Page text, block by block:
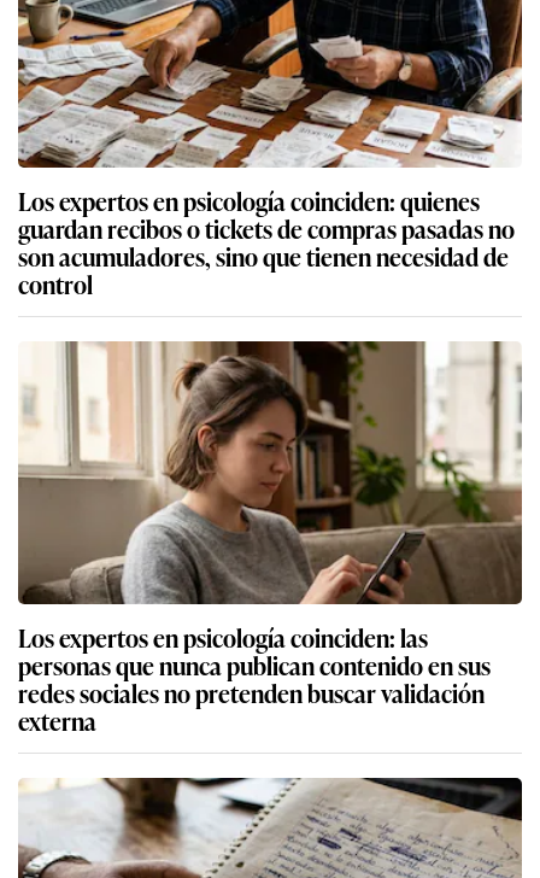
Los expertos en psicología coinciden: quienes
guardan recibos o tickets de compras pasadas no
son acumuladores, sino que tienen necesidad de
control
Los expertos en psicología coinciden: las
personas que nunca publican contenido en sus
redes sociales no pretenden buscar validación
externa